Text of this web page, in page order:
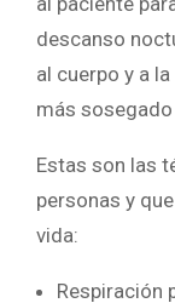
descanso
al cuerpo y a
más sosegado
Estas son las
personas y
vida:
Respiración